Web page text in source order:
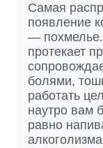
Самая
появление
—
протекает
болями,
работать
наутро вам
равно